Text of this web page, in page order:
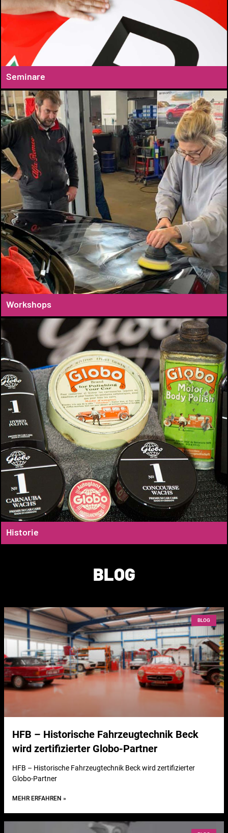
Seminare
Workshops
Historie
BLOG
BLOG
HFB – Historische Fahrzeugtechnik Beck
wird zertifizierter Globo-Partner
HFB – Historische Fahrzeugtechnik Beck wird zertifizierter
Globo-Partner
MEHR ERFAHREN »